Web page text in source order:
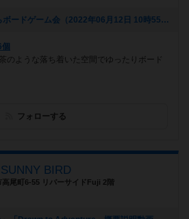
[NEW] 毎週金曜日の夜からボードゲーム会（2022年06月12日 10時55分）
のような落ち着いた空間でゆったりボード
フォローする
SUNNY BIRD
高尾町6-55 リバーサイドFuji 2階